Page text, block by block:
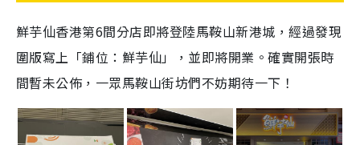
鮮芋仙香港第6間分店即將登陸馬鞍山新港城，經過發現
圍版寫上「鋪位：鮮芋仙」，並即將開業。確實開張時
間暫未公佈，一眾馬鞍山街坊們不妨期待一下！